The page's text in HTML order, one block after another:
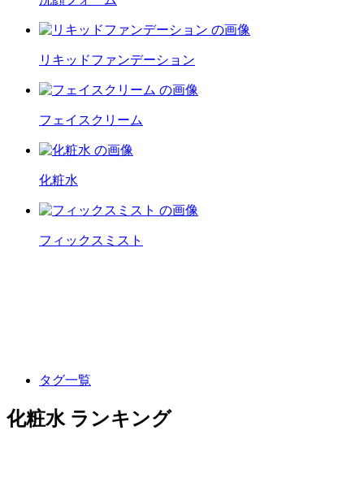
リキッドファンデーション
フェイスクリーム
化粧水
フィックスミスト
タグ一覧
化粧水 ランキング